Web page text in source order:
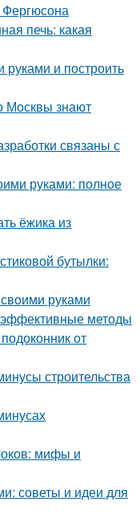
Фергюсона
печь: какая
руками и построить
Москвы знают
связаны с
руками: полное
ёжика из
бутылки:
руками
эффективные методы
от
строительства
мифы и
советы и идеи для